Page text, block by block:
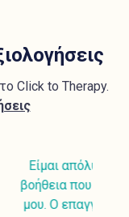
Click to Therapy.
από την
ποιότητα